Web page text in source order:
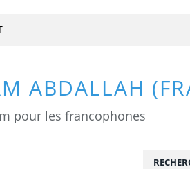
ABDALLAH
pour les francophones